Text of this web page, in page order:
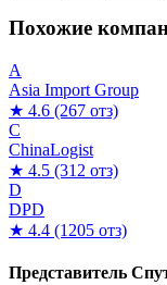
Похожие
A
Asia Import Group
★ 4.6 (267 отз)
C
ChinaLogist
★ 4.5 (312 отз)
D
DPD
★ 4.4 (1205 отз)
Представитель